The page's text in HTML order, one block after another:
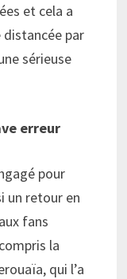
et cela a
distancée par
sérieuse
erreur
pour
un retour en
fans
la
qui l’a